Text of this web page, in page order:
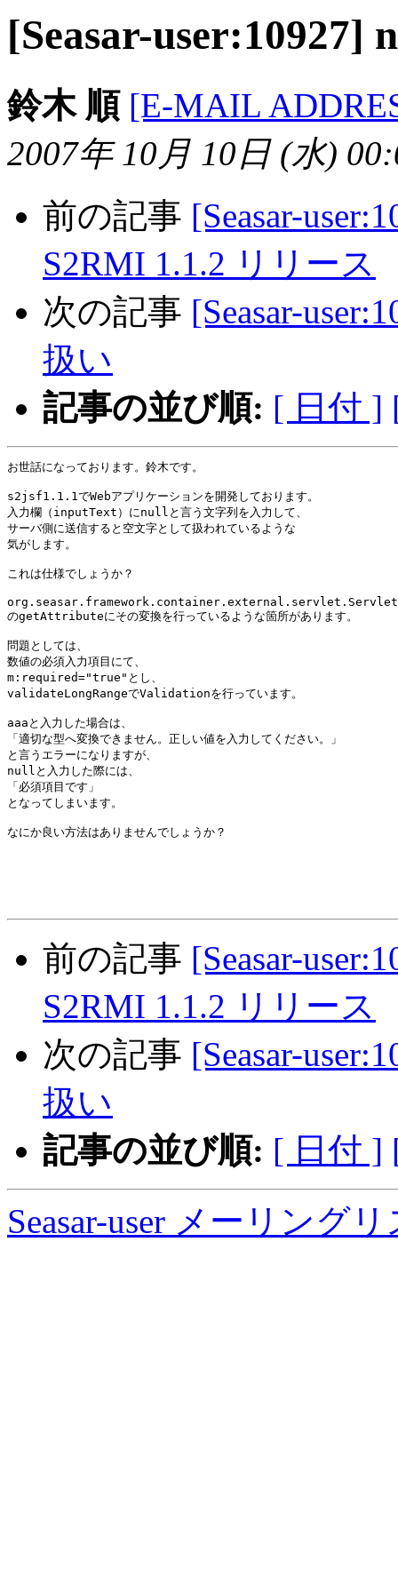
[Seasar-user:10927]
鈴木 順 [E-MAIL
2007年 10月 10日 (水)
前の記事 [Seasar-
S2RMI 1.1.2 リリース
次の記事 [Seasar-
扱い
記事の並び順: [ 日付 ]
お世話になっております。鈴木です。
s2jsf1.1.1でWebアプリケーションを開発しております。
入力欄（inputText）にnullと言う文字列を入力して、
サーバ側に送信すると空文字として扱われているような
気がします。
これは仕様でしょうか？
のgetAttributeにその変換を行っているような箇所があります。
問題としては、
数値の必須入力項目にて、
m:required="true"とし、
validateLongRangeでValidationを行っています。
aaaと入力した場合は、
「適切な型へ変換できません。正しい値を入力してください。」
と言うエラーになりますが、
nullと入力した際には、
「必須項目です」
となってしまいます。
なにか良い方法はありませんでしょうか？
前の記事 [Seasar-
S2RMI 1.1.2 リリース
次の記事 [Seasar-
扱い
記事の並び順: [ 日付 ]
Seasar-user メーリング